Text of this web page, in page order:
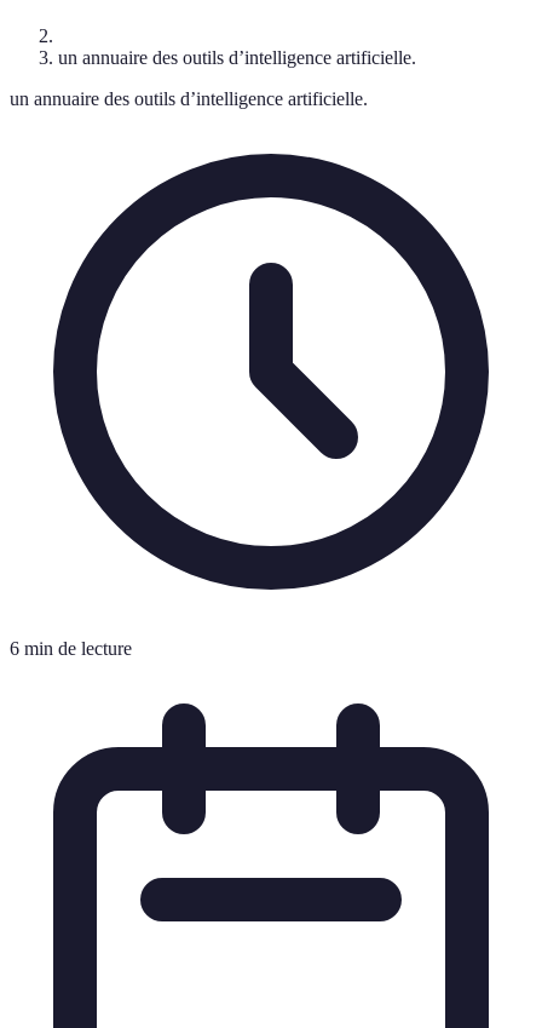
un annuaire des outils d’intelligence artificielle.
un annuaire des outils d’intelligence artificielle.
6 min de lecture